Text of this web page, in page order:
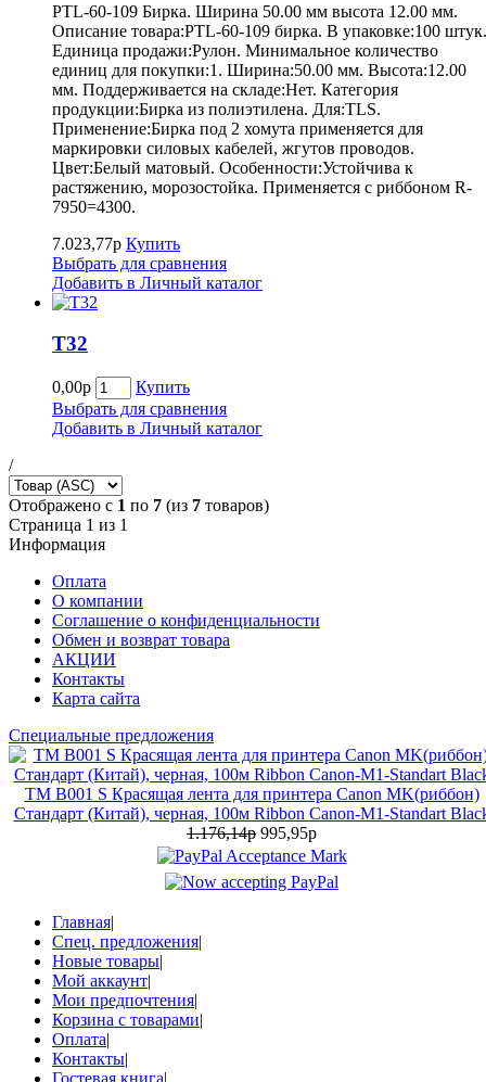
PTL-60-109 Бирка. Ширина 50.00 мм высота 12.00 мм.
Описание товара:PTL-60-109 бирка. В упаковке:100 штук.
Единица продажи:Рулон. Минимальное количество
единиц для покупки:1. Ширина:50.00 мм. Высота:12.00
мм. Поддерживается на складе:Нет. Категория
продукции:Бирка из полиэтилена. Для:TLS.
Применение:Бирка под 2 хомута применяется для
маркировки силовых кабелей, жгутов проводов.
Цвет:Белый матовый. Особенности:Устойчива к
растяжению, морозостойка. Применяется с риббоном R-
7950=4300.
7.023,77р Купить
Выбрать для сравнения
Добавить в Личный каталог
Т32
0,00р
Купить
Выбрать для сравнения
Добавить в Личный каталог
/
Отображено с 1 по 7 (из 7 товаров)
Страница 1 из 1
Информация
Оплата
О компании
Соглашение о конфиденциальности
Обмен и возврат товара
АКЦИИ
Контакты
Карта сайта
Специальные предложения
TM B001 S Красящая лента для принтера Canon MK(риббон)
Стандарт (Китай), черная, 100м Ribbon Canon-M1-Standart
1.176,14р 995,95р
Главная|
Спец. предложения|
Новые товары|
Мой аккаунт|
Мои предпочтения|
Корзина с товарами|
Оплата|
Контакты|
Гостевая книга|